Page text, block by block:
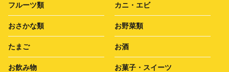
フルーツ類 カニ・エビ
おさかな類 お野菜類
たまご お酒
お飲み物 お菓子・スイーツ